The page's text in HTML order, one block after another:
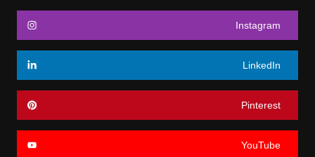
Instagram
LinkedIn
Pinterest
YouTube